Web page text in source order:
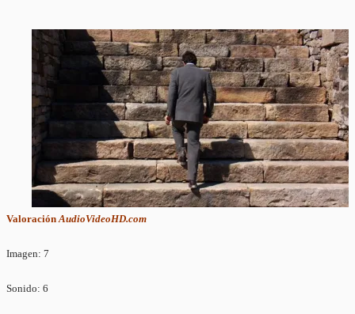
ValoraciónAudioVideoHD.com
Imagen: 7
Sonido: 6